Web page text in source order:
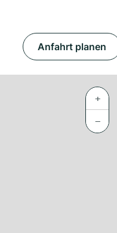
Anfahrt planen
+
−